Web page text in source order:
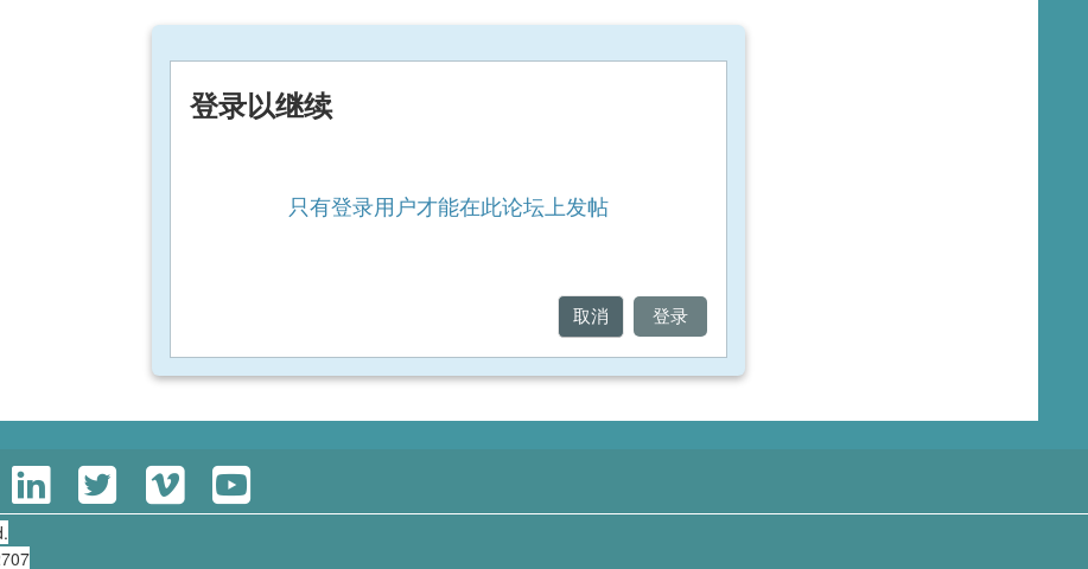
登录以继续
只有登录用户才能在此论坛上发帖
取消 登录